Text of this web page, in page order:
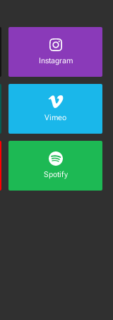
Instagram
Vimeo
Spotify